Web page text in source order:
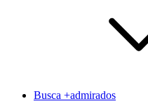
Busca +admirados